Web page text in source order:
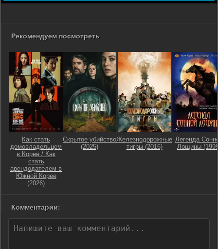
Рекомендуем посмотреть
Как стать
домовладельцем
в Корее / Как
стать
арендодателем в
Южной Корее
(2026)
Скрытое убийство
(2025)
Железнодорожные
тигры (2016)
Легенда
Лощины
Комментарии: